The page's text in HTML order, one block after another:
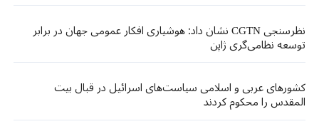
نظرسنجی CGTN نشان داد: هوشیاری افکار عمومی جهان در برابر
توسعه نظامی‌گری ژاپن
کشورهای عربی و اسلامی سیاست‌های اسرائیل در قبال بیت
المقدس را محکوم کردند